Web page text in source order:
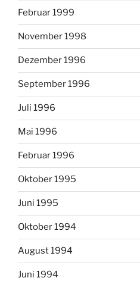
Februar 1999
November 1998
Dezember 1996
September 1996
Juli 1996
Mai 1996
Februar 1996
Oktober 1995
Juni 1995
Oktober 1994
August 1994
Juni 1994